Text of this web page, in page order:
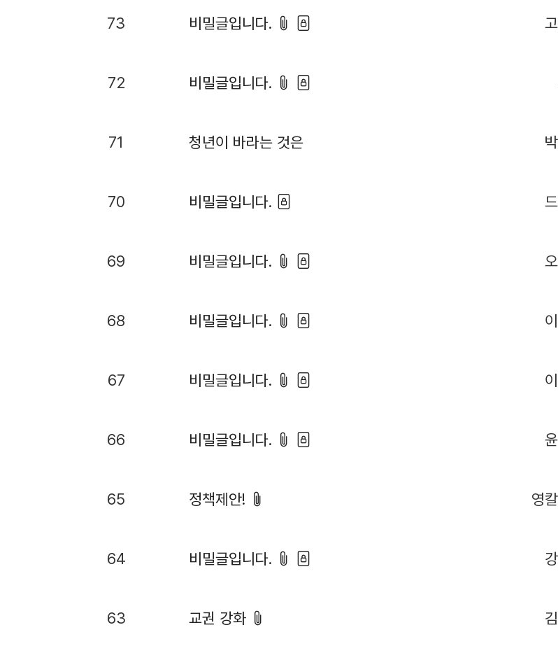
73 비밀글입니다.
72 비밀글입니다.
71 청년이 바라는 것은
70 비밀글입니다.
69 비밀글입니다.
68 비밀글입니다.
67 비밀글입니다.
66 비밀글입니다.
65 정책제안! 영
64 비밀글입니다.
63 교권 강화